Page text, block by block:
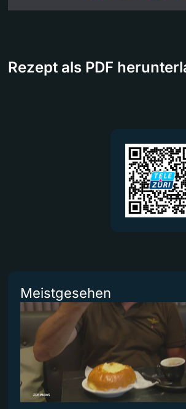
Rezept als PDF
Meistgesehen